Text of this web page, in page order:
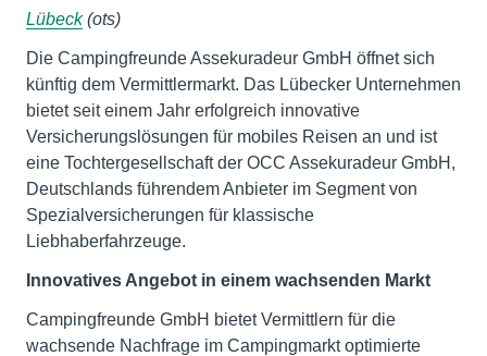
Lübeck(ots)
Die Campingfreunde Assekuradeur GmbH öffnet sich
künftig dem Vermittlermarkt. Das Lübecker Unternehmen
bietet seit einem Jahr erfolgreich innovative
Versicherungslösungen für mobiles Reisen an und ist
eine Tochtergesellschaft der OCC Assekuradeur GmbH,
Deutschlands führendem Anbieter im Segment von
Spezialversicherungen für klassische
Liebhaberfahrzeuge.
Innovatives Angebot in einem wachsenden Markt
Campingfreunde GmbH bietet Vermittlern für die
wachsende Nachfrage im Campingmarkt optimierte